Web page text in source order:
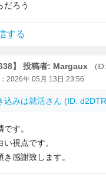
だろう
する
】 投稿者: Margaux
2026年 05月 13日 23:56
込みは就活さん (ID:
です。
い視点です。
き感謝致します。